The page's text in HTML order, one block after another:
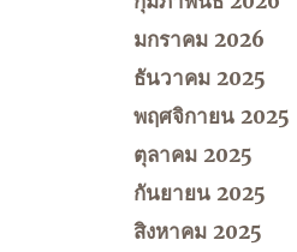
มกราคม 2026
ธันวาคม 2025
พฤศจิกายน 2025
ตุลาคม 2025
กันยายน 2025
สิงหาคม 2025